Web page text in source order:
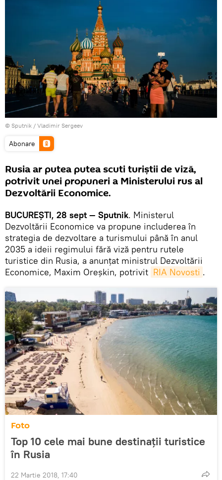
© Sputnik / Vladimir Sergeev
Abonare
Rusia ar putea putea scuti turiștii de viză,
potrivit unei propuneri a Ministerului rus al
Dezvoltării Economice.
BUCUREȘTI, 28 sept — Sputnik. Ministerul
Dezvoltării Economice va propune includerea în
strategia de dezvoltare a turismului până în anul
2035 a ideii regimului fără viză pentru rutele
turistice din Rusia, a anunțat ministrul Dezvoltării
Economice, Maxim Oreșkin, potrivit RIA Novosti .
Foto
Top 10 cele mai bune destinații turistice
în Rusia
22 Martie 2018, 17:40